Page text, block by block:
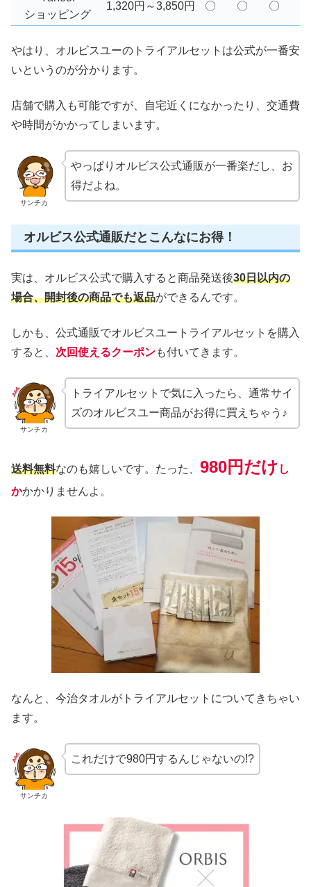
ショッピング
1,320円～3,850円 〇 〇 〇
やはり、オルビスユーのトライアルセットは公式が一番安
いというのが分かります。
店舗で購入も可能ですが、自宅近くになかったり、交通費
や時間がかかってしまいます。
サンチカ
やっぱりオルビス公式通販が一番楽だし、お
得だよね。
オルビス公式通販だとこんなにお得！
実は、オルビス公式で購入すると商品発送後30日以内の
場合、開封後の商品でも返品ができるんです。
しかも、公式通販でオルビスユートライアルセットを購入
すると、 次回使えるクーポンも付いてきます。
サンチカ
トライアルセットで気に入ったら、通常サイ
ズのオルビスユー商品がお得に買えちゃう♪
送料無料なのも嬉しいです。たった、 980円だけ し
かかかりませんよ。
なんと、今治タオルがトライアルセットについてきちゃい
ます。
サンチカ
これだけで980円するんじゃないの!?